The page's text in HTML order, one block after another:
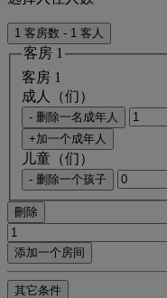
1 客房数 - 1 客人
客房 1
客房 1
成人（们）
- 删除一名成年人
+加一个成年人
儿童（们）
- 删除一个孩子
刪除
添加一个房间
其它条件